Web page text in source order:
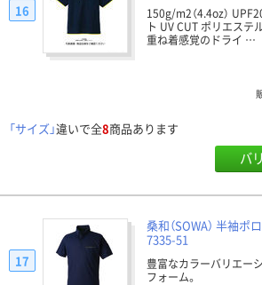
150g/m2（4.4oz）
ト UV CUT ポリエス
重ね着感覚のドライ …
16
「サイズ」違いで全8商品あります
バ
桑和（SOWA） 半袖ポ
7335-51
豊富なカラーバリエー
フォーム。
17